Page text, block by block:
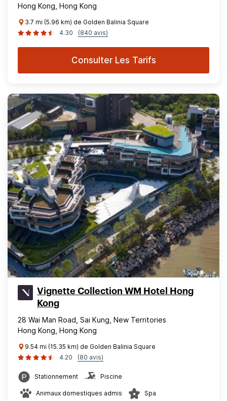
Hong Kong, Hong Kong
3.7 mi (5.96 km) de Golden Balinia Square
4.30
(840 avis)
Consulter Les Tarifs
Vignette Collection WM Hotel Hong
Kong
28 Wai Man Road, Sai Kung, New Territories
Hong Kong, Hong Kong
9.54 mi (15.35 km) de Golden Balinia Square
4.20
(80 avis)
Stationnement Piscine
Animaux domestiques admis Spa